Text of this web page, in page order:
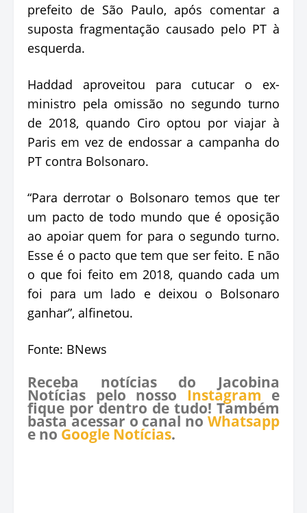
prefeito de São Paulo, após comentar a
suposta fragmentação causado pelo PT à
esquerda.
Haddad aproveitou para cutucar o ex-
ministro pela omissão no segundo turno
de 2018, quando Ciro optou por viajar à
Paris em vez de endossar a campanha do
PT contra Bolsonaro.
“Para derrotar o Bolsonaro temos que ter
um pacto de todo mundo que é oposição
ao apoiar quem for para o segundo turno.
Esse é o pacto que tem que ser feito. E não
o que foi feito em 2018, quando cada um
foi para um lado e deixou o Bolsonaro
ganhar”, alfinetou.
Fonte: BNews
Receba notícias do Jacobina
Notícias pelo nosso Instagram e
fique por dentro de tudo! Também
basta acessar o canal no Whatsapp
e no Google Notícias.